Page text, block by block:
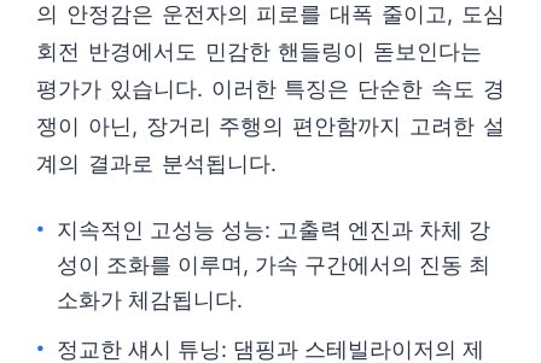
의 안정감은 운전자의 피로를 대폭 줄이고, 도심
회전 반경에서도 민감한 핸들링이 돋보인다는
평가가 있습니다. 이러한 특징은 단순한 속도 경
쟁이 아닌, 장거리 주행의 편안함까지 고려한 설
계의 결과로 분석됩니다.
지속적인 고성능 성능: 고출력 엔진과 차체 강
성이 조화를 이루며, 가속 구간에서의 진동 최
소화가 체감됩니다.
정교한 섀시 튜닝: 댐핑과 스테빌라이저의 제